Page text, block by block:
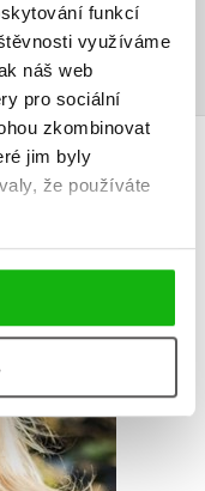
funkcí
využíváme
náš web
pro sociální
zkombinovat
jim byly
že používáte